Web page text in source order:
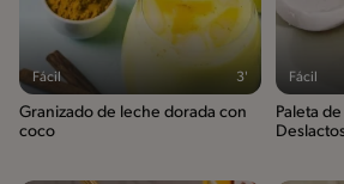
Fácil 3'
Granizado de leche dorada con
coco
Fácil
Paleta